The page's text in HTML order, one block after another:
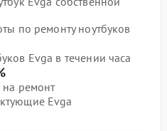
по ремонту ноутбуков
Evga в течении часа
ремонт
Evga